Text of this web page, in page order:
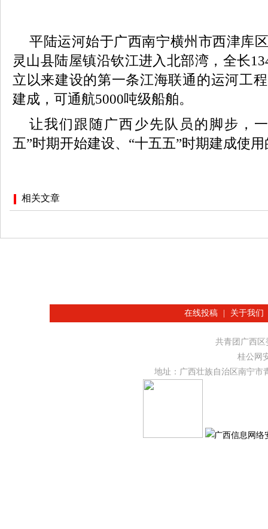
平陆运河始于广西南宁横州市西津库
灵山县陆屋镇沿钦江进入北部湾，全长
立以来建设的第一条江海联通的运河工
建成，可通航5000吨级船舶。
让我们跟随广西少先队员的脚步，
五”时期开始建设、“十五五”时期建成使
相关文章
在线投稿 关于我们
共青团广西
桂公网
地址：广西壮族自治区南宁市